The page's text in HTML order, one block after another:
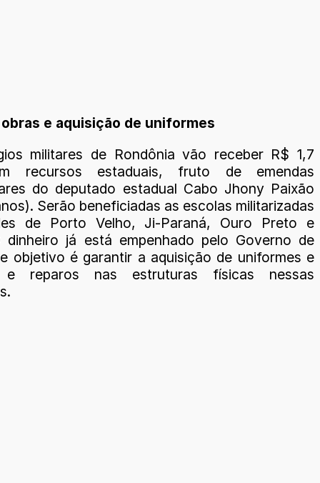
e aquisição de uniformes
militares de Rondônia vão receber R$ 1,7
recursos estaduais, fruto de emendas
do deputado estadual Cabo Jhony Paixão
Serão beneficiadas as escolas militarizadas
de Porto Velho, Ji-Paraná, Ouro Preto e
dinheiro já está empenhado pelo Governo de
objetivo é garantir a aquisição de uniformes e
e reparos nas estruturas físicas nessas